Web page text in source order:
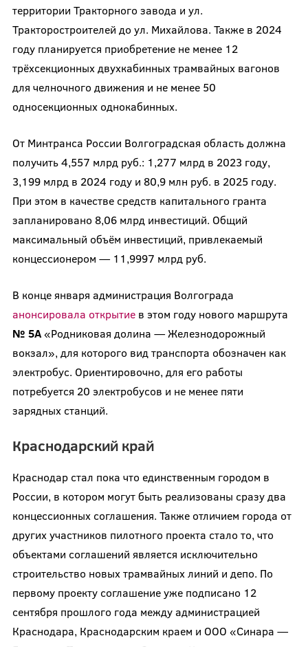
территории Тракторного завода и ул.
Тракторостроителей до ул. Михайлова. Также в 2024
году планируется приобретение не менее 12
трёхсекционных двухкабинных трамвайных вагонов
для челночного движения и не менее 50
односекционных однокабинных.
От Минтранса России Волгоградская область должна
получить 4,557 млрд руб.: 1,277 млрд в 2023 году,
3,199 млрд в 2024 году и 80,9 млн руб. в 2025 году.
При этом в качестве средств капитального гранта
запланировано 8,06 млрд инвестиций. Общий
максимальный объём инвестиций, привлекаемый
концессионером — 11,9997 млрд руб.
В конце января администрация Волгограда
анонсировала открытиев этом году нового маршрута
№ 5А«Родниковая долина — Железнодорожный
вокзал», для которого вид транспорта обозначен как
электробус. Ориентировочно, для его работы
потребуется 20 электробусов и не менее пяти
зарядных станций.
Краснодарский край
Краснодар стал пока что единственным городом в
России, в котором могут быть реализованы сразу два
концессионных соглашения. Также отличием города от
других участников пилотного проекта стало то, что
объектами соглашений является исключительно
строительство новых трамвайных линий и депо. По
первому проекту соглашение уже подписано 12
сентября прошлого года между администрацией
Краснодара, Краснодарским краем и ООО «Синара —